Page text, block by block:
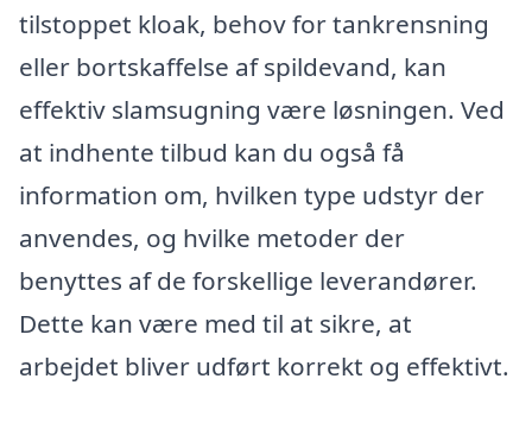
tilstoppet kloak, behov for tankrensning
eller bortskaffelse af spildevand, kan
effektiv slamsugning være løsningen. Ved
at indhente tilbud kan du også få
information om, hvilken type udstyr der
anvendes, og hvilke metoder der
benyttes af de forskellige leverandører.
Dette kan være med til at sikre, at
arbejdet bliver udført korrekt og effektivt.